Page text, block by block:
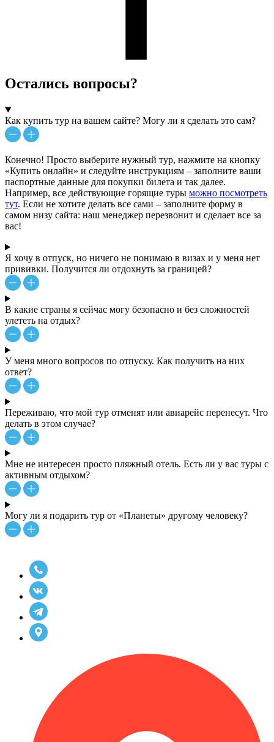
Остались вопросы?
Как купить тур на вашем сайте? Могу ли я сделать это сам?
Конечно! Просто выберите нужный тур, нажмите на кнопку
«Купить онлайн» и следуйте инструкциям – заполните ваши
паспортные данные для покупки билета и так далее.
Например, все действующие горящие туры можно посмотреть
тут. Если не хотите делать все сами – заполните форму в
самом низу сайта: наш менеджер перезвонит и сделает все за
вас!
Я хочу в отпуск, но ничего не понимаю в визах и у меня нет
прививки. Получится ли отдохнуть за границей?
В какие страны я сейчас могу безопасно и без сложностей
улететь на отдых?
У меня много вопросов по отпуску. Как получить на них
ответ?
Переживаю, что мой тур отменят или авиарейс перенесут. Что
делать в этом случае?
Мне не интересен просто пляжный отель. Есть ли у вас туры с
активным отдыхом?
Могу ли я подарить тур от «Планеты» другому человеку?